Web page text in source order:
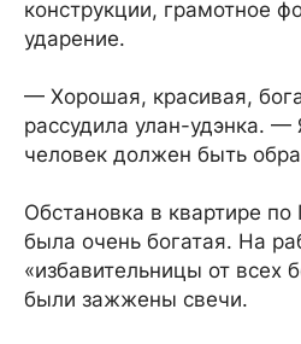
конструкции, грамотное
ударение.
— Хорошая, красивая,
рассудила улан-удэнка. —
человек должен быть
Обстановка в квартире
была очень богатая. На
«избавительницы от всех
были зажжены свечи.